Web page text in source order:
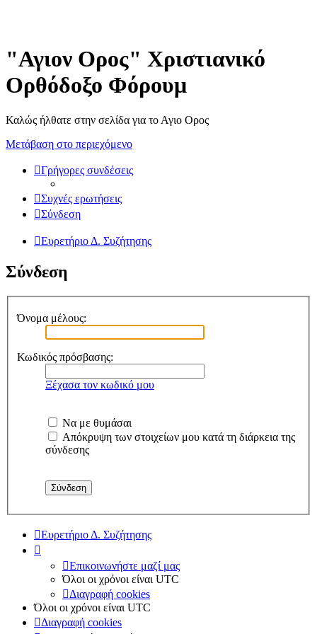
"Αγιον Ορος" Χριστιανικό
Ορθόδοξο Φόρουμ
Καλώς ήλθατε στην σελίδα για το Αγιο Ορος
Μετάβαση στο περιεχόμενο
Γρήγορες συνδέσεις
Συχνές ερωτήσεις
Σύνδεση
Ευρετήριο Δ. Συζήτησης
Σύνδεση
Όνομα μέλους:
Κωδικός πρόσβασης:
Ξέχασα τον κωδικό μου
Να με θυμάσαι
Απόκρυψη των στοιχείων μου κατά τη διάρκεια της
σύνδεσης
Ευρετήριο Δ. Συζήτησης
Επικοινωνήστε μαζί μας
Όλοι οι χρόνοι είναι UTC
Διαγραφή cookies
Όλοι οι χρόνοι είναι UTC
Διαγραφή cookies